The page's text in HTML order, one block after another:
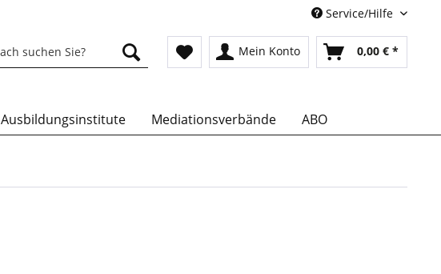
Service/Hilfe
Mein Konto 0,00 € *
Ausbildungsinstitute Mediationsverbände ABO